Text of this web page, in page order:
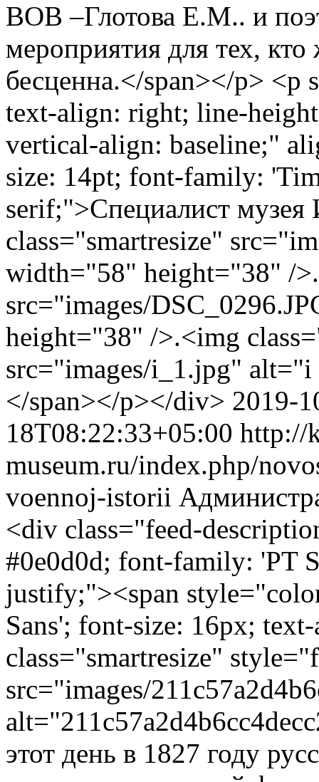
ВОВ –Глотова Е.М.. и
мероприятия для тех,
бесценна.</span></p>
text-align: right; line-
vertical-align: baseline;"
size: 14pt; font-family:
serif;">Специалист
class="smartresize"
width="58" height="38" /
src="images/
height="38" />.<img
src="images/i_1.jpg"
</span></p></div> 2019-
18T08:22:33+05:00 http://
museum.ru/index.php/
voennoj-istorii
<div class="feed-
#0e0d0d; font-family: 'PT
justify;"><span
Sans'; font-size: 16px;
class="smartresize"
src="images/
этот день в 1827 году